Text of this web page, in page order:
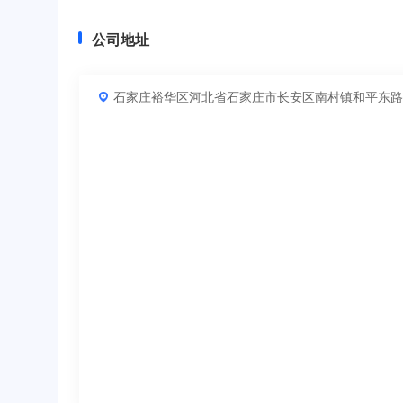
公司地址
石家庄裕华区河北省石家庄市长安区南村镇和平东